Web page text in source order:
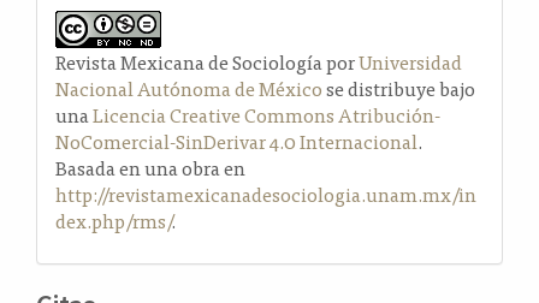
Revista Mexicana de Sociología porUniversidad
Nacional Autónoma de Méxicose distribuye bajo
unaLicencia Creative Commons Atribución-
NoComercial-SinDerivar 4.0 Internacional.
Basada en una obra en
http://revistamexicanadesociologia.unam.mx/in
dex.php/rms/.